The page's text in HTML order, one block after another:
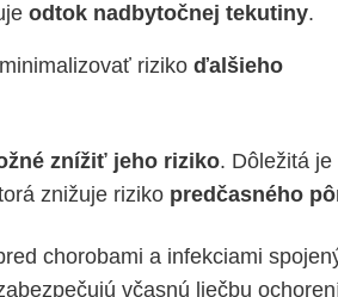
odtok nadbytočnej tekutiny.
riziko ďalšieho
znížiť jeho riziko. Dôležitá je
znižuje riziko predčasného
chorobami a infekciami
včasnú liečbu